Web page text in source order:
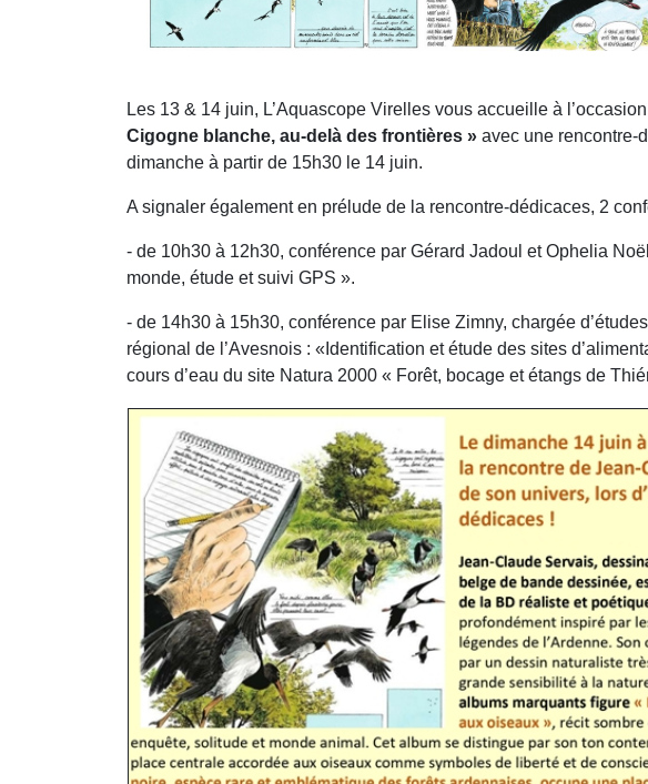
Les 13 & 14 juin, L’Aquascope Virelles vous accueille à
Cigogne blanche, au-delà des frontières » avec une rencontre-
dimanche à partir de 15h30 le 14 juin.
A signaler également en prélude de la rencontre-dédicaces, 2
- de 10h30 à 12h30, conférence par Gérard Jadoul et Ophelia
monde, étude et suivi GPS ».
- de 14h30 à 15h30, conférence par Elise Zimny, chargée
régional de l’Avesnois : «Identification et étude des sites
cours d’eau du site Natura 2000 « Forêt, bocage et étangs de